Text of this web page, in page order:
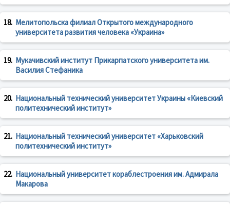
18. Мелитопольска филиал Открытого международного
университета развития человека «Украина»
19. Мукачивский институт Прикарпатского университета им.
Василия Стефаника
20. Национальный технический университет Украины «Киевский
политехнический институт»
21. Национальный технический университет «Харьковский
политехнический институт»
22. Национальный университет кораблестроения им. Адмирала
Макарова